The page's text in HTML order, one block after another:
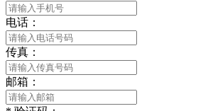
电话：
传真：
邮箱：